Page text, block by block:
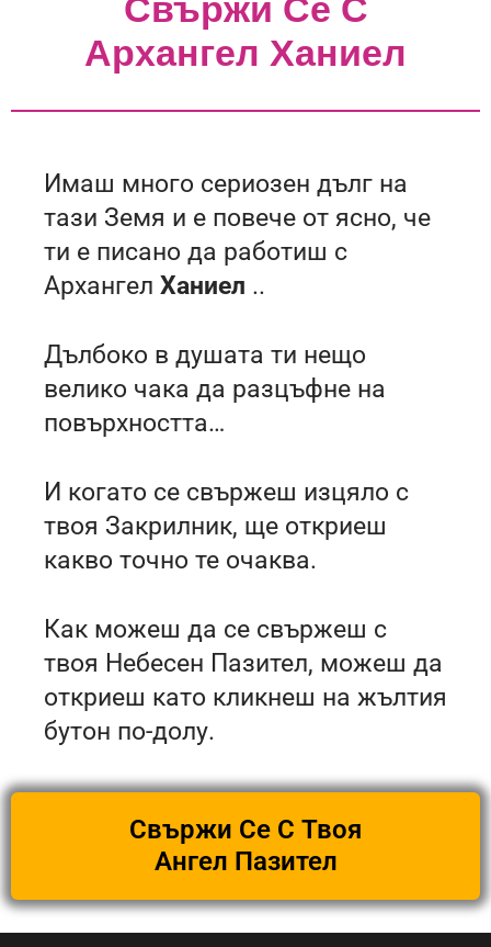
Свържи Се С
Архангел Ханиел
Имаш много сериозен дълг на
тази Земя и е повече от ясно, че
ти е писано да работиш с
Архангел Ханиел ..
Дълбоко в душата ти нещо
велико чака да разцъфне на
повърхността…
И когато се свържеш изцяло с
твоя Закрилник, ще откриеш
какво точно те очаква.
Как можеш да се свържеш с
твоя Небесен Пазител, можеш да
откриеш като кликнеш на жълтия
бутон по-долу.
Свържи Се С Твоя
Ангел Пазител